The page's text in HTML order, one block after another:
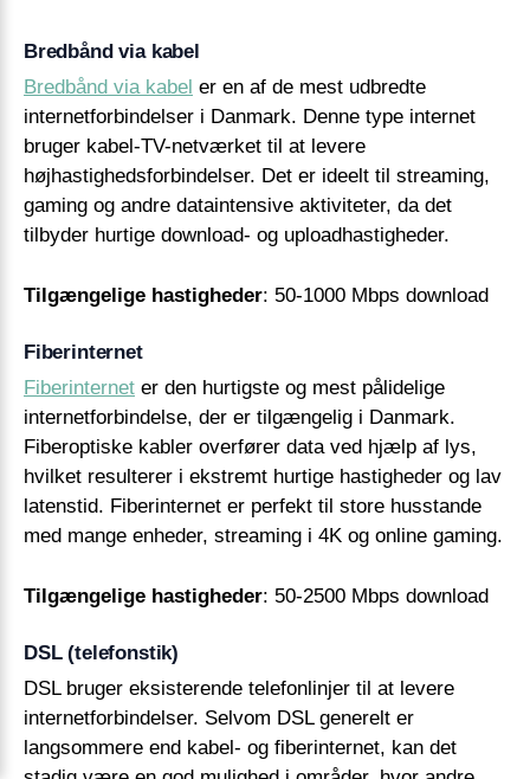
Bredbånd via kabel
Bredbånd via kabel er en af de mest udbredte
internetforbindelser i Danmark. Denne type internet
bruger kabel-TV-netværket til at levere
højhastighedsforbindelser. Det er ideelt til streaming,
gaming og andre dataintensive aktiviteter, da det
tilbyder hurtige download- og uploadhastigheder.
Tilgængelige hastigheder: 50-1000 Mbps download
Fiberinternet
Fiberinternet er den hurtigste og mest pålidelige
internetforbindelse, der er tilgængelig i Danmark.
Fiberoptiske kabler overfører data ved hjælp af lys,
hvilket resulterer i ekstremt hurtige hastigheder og lav
latenstid. Fiberinternet er perfekt til store husstande
med mange enheder, streaming i 4K og online gaming.
Tilgængelige hastigheder: 50-2500 Mbps download
DSL (telefonstik)
DSL bruger eksisterende telefonlinjer til at levere
internetforbindelser. Selvom DSL generelt er
langsommere end kabel- og fiberinternet, kan det